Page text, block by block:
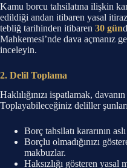
Kamu borcu tahsilatına ilişkin
edildiği andan itibaren yasal
tebliğ tarihinden itibaren 30 gün
Mahkemesi’nde dava açmanız
inceleyin.
2. Delil Toplama
Haklılığınızı ispatlamak,
Toplayabileceğiniz deliller
Borç tahsilatı kararının
Borçlu olmadığınızı
makbuzlar.
Haksızlığı gösteren yasal